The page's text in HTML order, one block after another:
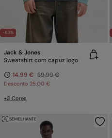
-63%
Jack & Jones
Sweatshirt com capuz logo
14,99 € 39,99 €
Desconto 25,00 €
+3 Cores
SEMELHANTE